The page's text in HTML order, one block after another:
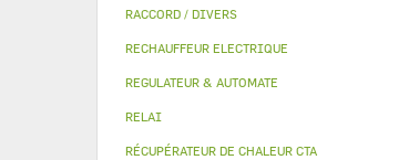
RACCORD / DIVERS
RECHAUFFEUR ELECTRIQUE
REGULATEUR & AUTOMATE
RELAI
RÉCUPÉRATEUR DE CHALEUR CTA